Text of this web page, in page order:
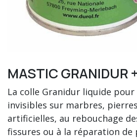
MASTIC GRANIDUR
La colle Granidur liquide
invisibles sur marbres,
artificielles, au rebouchage
fissures ou à la réparation de